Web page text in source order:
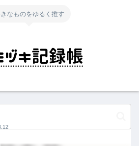
なものをゆるく推す